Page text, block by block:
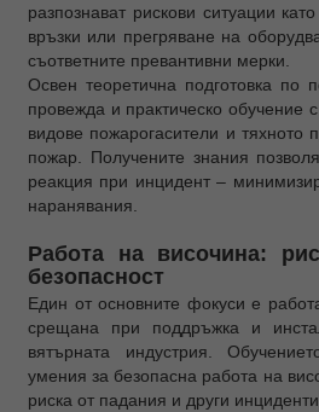
разпознават рискови ситуации
връзки или прегряване на
съответните превантивни мерки.
Освен теоретична подготовка по
провежда и практическо обучение
видове пожарогасители и тяхното
пожар. Получените знания
реакция при инцидент –
наранявания.
Работа на височина:
безопасност
Един от основните фокуси е
срещана при поддръжка и
вятърната индустрия.
умения за безопасна работа на
риска от падания и други инциденти.